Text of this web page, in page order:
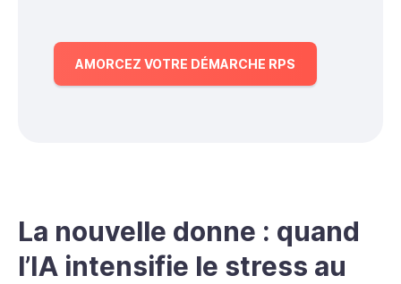
AMORCEZ VOTRE DÉMARCHE RPS
La nouvelle donne : quand
l’IA intensifie le stress au